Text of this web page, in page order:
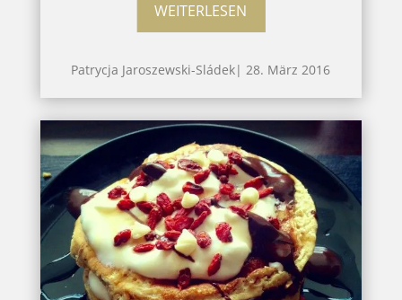
WEITERLESEN
Patrycja Jaroszewski-Sládek|28. März 2016